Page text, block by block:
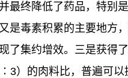
最终降低了药品，特别
是毒素积累的主要地方
了集约增效。三是获
）的肉料比，普遍可